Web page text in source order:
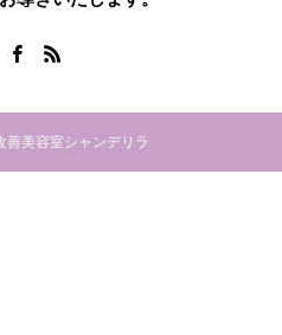
美容室シャンデリラ